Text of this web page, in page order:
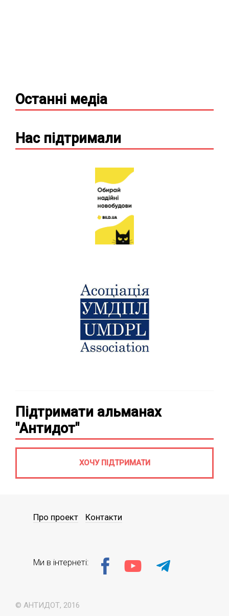
Останні медіа
Нас підтримали
Підтримати альманах
"Антидот"
ХОЧУ ПІДТРИМАТИ
© АНТИДОТ, 2016
Про проект Контакти
Ми в інтернеті: